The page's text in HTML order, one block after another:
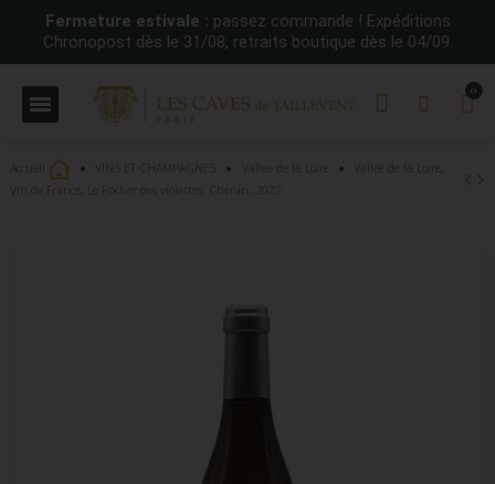
Fermeture estivale : passez commande ! Expéditions
Chronopost dès le 31/08, retraits boutique dès le 04/09.